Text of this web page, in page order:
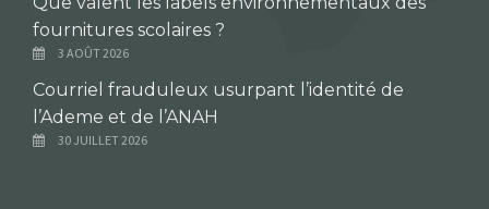
fournitures scolaires ?
3 AOÛT 2026
Courriel frauduleux usurpant l’identité de
l’Ademe et de l’ANAH
30 JUILLET 2026